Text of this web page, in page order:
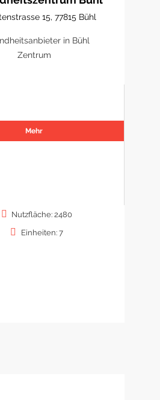
15, 77815 Bühl
in Bühl
Zentrum
Mehr
Nutzfläche: 2480
Einheiten: 7